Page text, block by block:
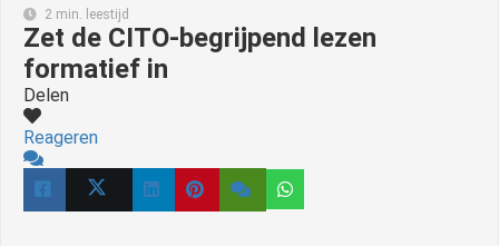
2 min. leestijd
Zet de CITO-begrijpend lezen
formatief in
Delen
Reageren
op
gebruikt
de